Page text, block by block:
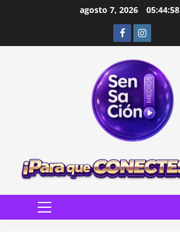
agosto 7, 2026 05:44:59
FacebookInstagram
Menú